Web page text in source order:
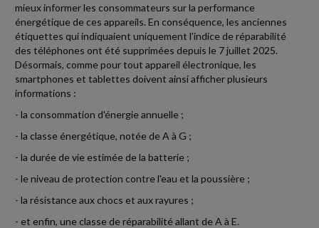
mieux informer les consommateurs sur la performance
énergétique de ces appareils. En conséquence, les anciennes
étiquettes qui indiquaient uniquement l'indice de réparabilité
des téléphones ont été supprimées depuis le 7 juillet 2025.
Désormais, comme pour tout appareil électronique, les
smartphones et tablettes doivent ainsi afficher plusieurs
informations :
- la consommation d'énergie annuelle ;
- la classe énergétique, notée de A à G ;
- la durée de vie estimée de la batterie ;
- le niveau de protection contre l'eau et la poussière ;
- la résistance aux chocs et aux rayures ;
- et enfin, une classe de réparabilité allant de A à E.